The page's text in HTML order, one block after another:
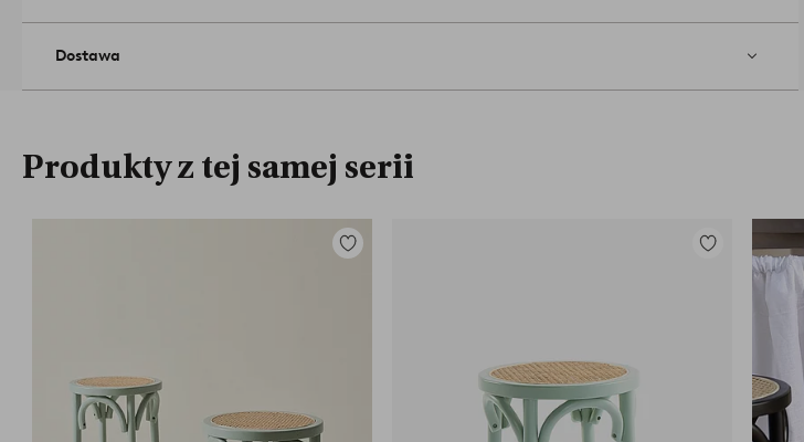
Dostawa
Produkty z tej samej serii
Dodaj
Dodaj